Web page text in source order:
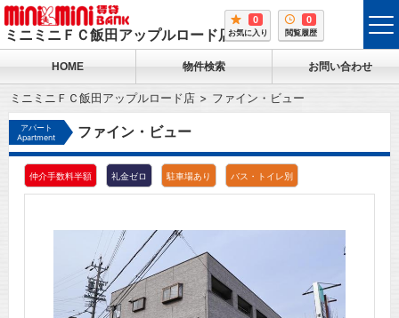
ミニミニＦＣ飯田アップルロード店
0
お気に入り
0
閲覧履歴
HOME 物件検索 お問い合わせ
ミニミニＦＣ飯田アップルロード店 ファイン・ビュー
アパート
Apartment
ファイン・ビュー
仲介手数料半額 礼金ゼロ 駐車場あり バス・トイレ別